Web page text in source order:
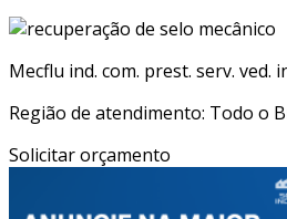
Mecflu ind. com. prest. serv. ved.
Região de atendimento: Todo o
Solicitar orçamento